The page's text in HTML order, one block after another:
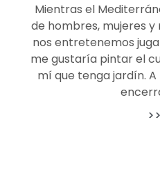
Mientras el
de hombres, mujeres y
nos entretenemos
me gustaría pintar el
mí que tenga jardín. A
>>